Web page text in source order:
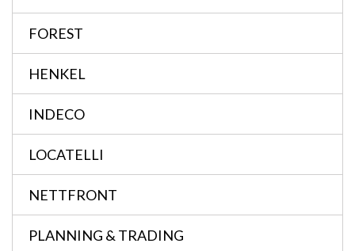
FOREST
HENKEL
INDECO
LOCATELLI
NETTFRONT
PLANNING & TRADING